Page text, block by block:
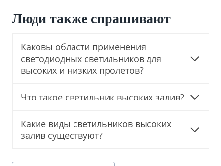
Люди также спрашивают
Каковы области применения
светодиодных светильников для
высоких и низких пролетов?
Что такое светильник высоких залив?
Какие виды светильников высоких
залив существуют?